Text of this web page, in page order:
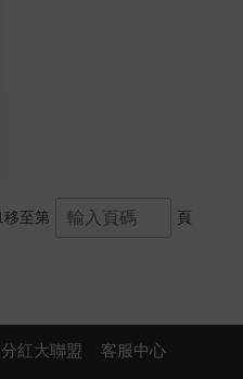
移至第 頁
分紅大聯盟 客服中心